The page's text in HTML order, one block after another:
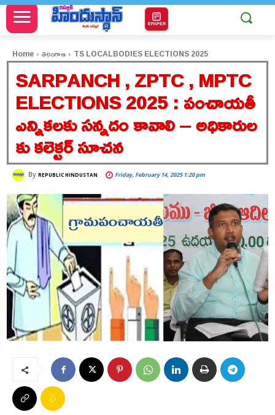
EPAPER
Home తెలంగాణ TS LOCALBODIES ELECTIONS 2025
SARPANCH , ZPTC , MPTC
ELECTIONS 2025 : పంచాయతీ
ఎన్నికలకు సన్నదం కావాలి – అధికారుల
కు కలెక్టర్ సూచన
By REPUBLIC HINDUSTAN Friday, February 14, 2025 1:20 pm